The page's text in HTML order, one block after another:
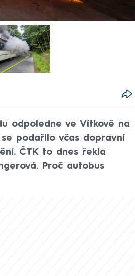
odpoledne ve Vítkově na
podařilo včas dopravní
ČTK to dnes řekla
Proč autobus